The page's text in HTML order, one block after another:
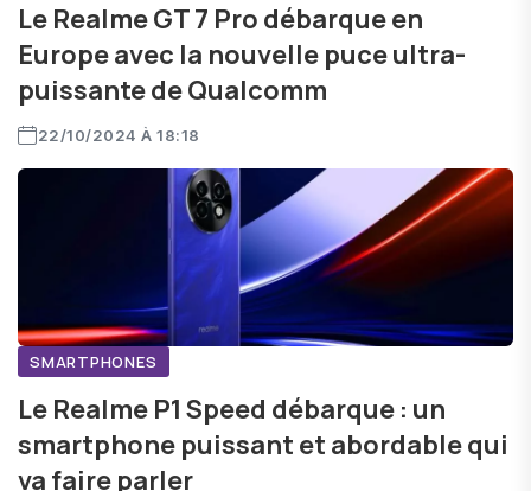
Le Realme GT 7 Pro débarque en
Europe avec la nouvelle puce ultra-
puissante de Qualcomm
22/10/2024 À 18:18
SMARTPHONES
Le Realme P1 Speed débarque : un
smartphone puissant et abordable qui
va faire parler